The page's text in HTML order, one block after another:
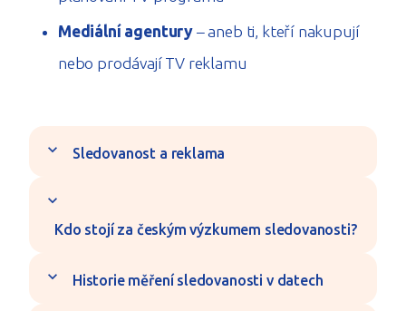
Mediální agentury – aneb ti, kteří nakupují
nebo prodávají TV reklamu
expand_more Sledovanost a reklama
expand_more
Kdo stojí za českým výzkumem sledovanosti?
expand_more Historie měření sledovanosti v datech